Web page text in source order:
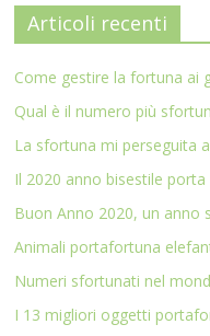
Articoli recenti
Come gestire la fortuna ai
Qual è il numero più
La sfortuna mi perseguita
Il 2020 anno bisestile
Buon Anno 2020, un anno
Animali portafortuna
Numeri sfortunati nel
I 13 migliori oggetti